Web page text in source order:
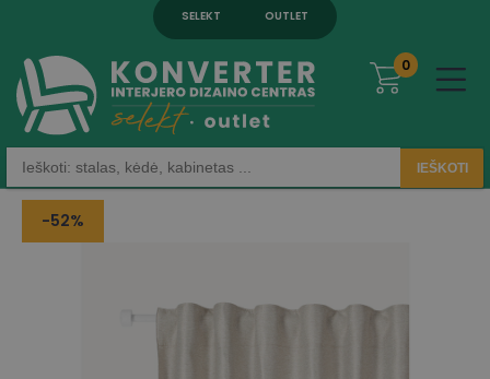
SELEKT OUTLET
0
IEŠKOTI
-52%